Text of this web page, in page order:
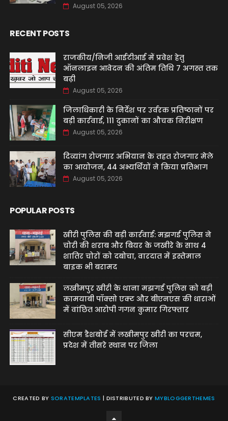
August 05, 2026
RECENT POSTS
राजकीय/निजी आईटीआई में प्रवेश हेतु
ऑनलाइन आवेदन की अंतिम तिथि 7 अगस्त तक
बढ़ी
August 05, 2026
जिलाधिकारी के निर्देश पर उर्वरक प्रतिष्ठानों पर
बड़ी कार्रवाई, 111 दुकानों का औचक निरीक्षण
August 05, 2026
दिव्यांग रोजगार अभियान के तहत रोजगार मेले
का आयोजन, 44 अभ्यर्थियों ने किया प्रतिभाग
August 05, 2026
POPULAR POSTS
खीरी पुलिस की बड़ी कार्रवाई: मझगई पुलिस ने
चोरी की शराब और बियर के जखीरे के साथ 4
शातिर चोरों को दबोचा, वारदात में इस्तेमाल
बाइक भी बरामद
लखीमपुर खीरी के थाना मझगई पुलिस को बड़ी
कामयाबी पॉक्सो एक्ट और बीएनएस की धाराओं
में वांछित आरोपी गगन कुमार गिरफ्तार
सीएम डैशबोर्ड में लखीमपुर खीरी का परचम,
प्रदेश में तीसरे स्थान पर जिला
CREATED BY SORATEMPLATES | DISTRIBUTED BYMYBLOGGERTHEMES